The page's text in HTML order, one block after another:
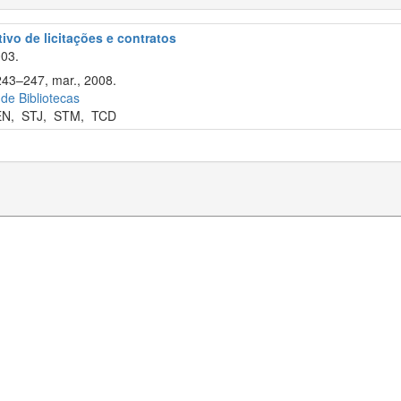
de licitações e contratos
mar., 2008.
Bibliotecas
, STJ, STM, TCD